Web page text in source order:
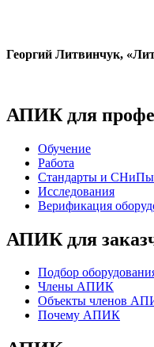
Георгий Литвинчук,
АПИК для
Обучение
Работа
Стандарты и СНиПы
Исследования
Верификация
АПИК для
Подбор
Члены АПИК
Объекты членов
Почему АПИК